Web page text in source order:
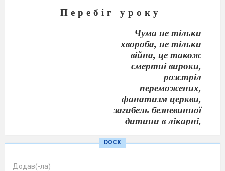
Перебіг уроку
Чума не тільки
хвороба, не тільки
війна, це також
смертні вироки,
розстріл
переможених,
фанатизм церкви,
загибель безневинної
дитини в лікарні,
влаштоване погано...
DOCX
Додав(-ла)